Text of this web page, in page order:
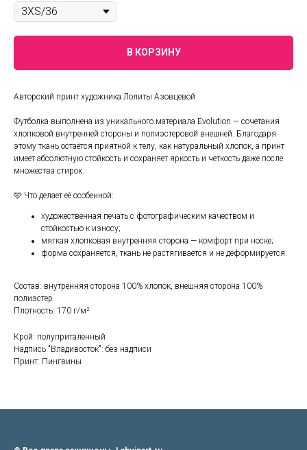
В КОРЗИНУ
Авторский принт художника Лолиты Азовцевой
Футболка выполнена из уникального материала Evolution — сочетания
хлопковой внутренней стороны и полиэстеровой внешней. Благодаря
этому ткань остаётся приятной к телу, как натуральный хлопок, а принт
имеет абсолютную стойкость и сохраняет яркость и четкость даже после
множества стирок.
🩵 Что делает её особенной:
художественная печать с фотографическим качеством и
стойкостью к износу;
мягкая хлопковая внутренняя сторона — комфорт при носке;
форма сохраняется, ткань не растягивается и не деформируется.
Состав: внутренняя сторона 100% хлопок, внешняя сторона 100%
полиэстер
Плотность: 170 г/м²
Крой: полуприталенный
Надпись "Владивосток": без надписи
Принт: Пингвины